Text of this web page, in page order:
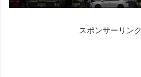
スポンサーリンク